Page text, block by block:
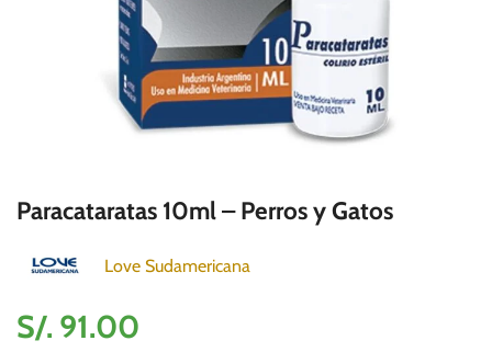
Paracataratas 10ml – Perros y Gatos
Love Sudamericana
S/. 91.00